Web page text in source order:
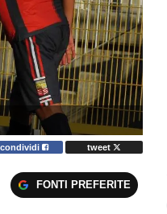
condividi tweet
FONTI PREFERITE